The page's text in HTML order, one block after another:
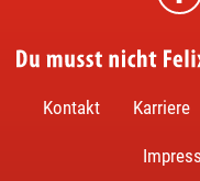
Du musst nicht Felix
Kontakt Karriere